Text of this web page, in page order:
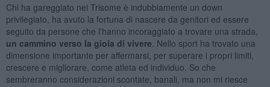
Chi ha gareggiato nei Trisome è indubbiamente un down
privilegiato, ha avuto la fortuna di nascere da genitori ed essere
seguito da persone che l'hanno incoraggiato a trovare una strada,
un cammino verso la gioia di vivere . Nello sport ha trovato una
dimensione importante per affermarsi, per superare i propri limiti,
crescere e migliorare, come atleta ed individuo. So che
sembreranno considerazioni scontate, banali, ma non mi riesce